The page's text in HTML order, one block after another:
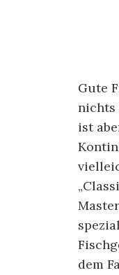
Gute
nichts
ist
dem